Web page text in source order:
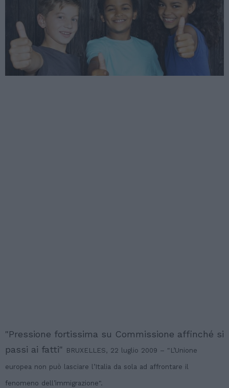
"Pressione fortissima su Commissione affinché si
passi ai fatti" BRUXELLES, 22 luglio 2009 – "L’Unione
europea non può lasciare l’Italia da sola ad affrontare il
fenomeno dell’immigrazione".